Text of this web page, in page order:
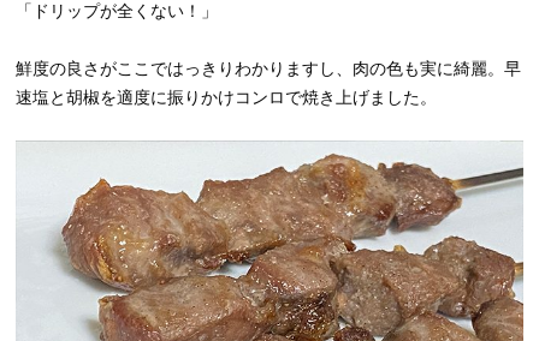
「ドリップが全くない！」
鮮度の良さがここではっきりわかりますし、肉の色も実に綺麗。早
速塩と胡椒を適度に振りかけコンロで焼き上げました。